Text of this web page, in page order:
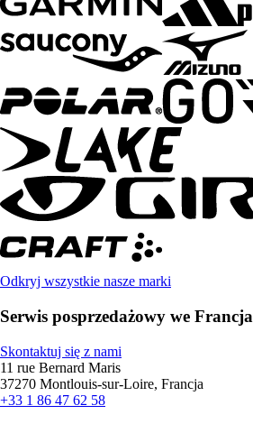
Odkryj wszystkie nasze marki
Serwis posprzedażowy we Francja
Skontaktuj się z nami
11 rue Bernard Maris
37270 Montlouis-sur-Loire, Francja
+33 1 86 47 62 58